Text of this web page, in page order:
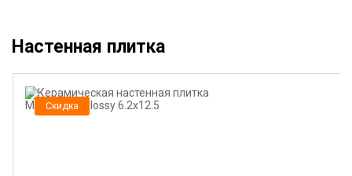
Настенная плитка
Скидка